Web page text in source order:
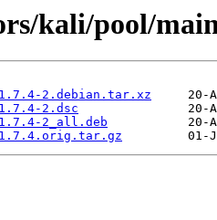
kali/pool/
2.debian.tar.xz
2.dsc
2_all.deb